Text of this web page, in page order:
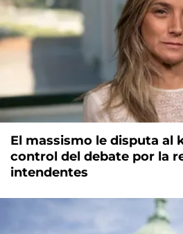
El massismo le disputa al
control del debate por la
intendentes